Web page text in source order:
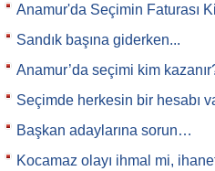
Anamur'da Seçimin Faturası
Sandık başına giderken...
Anamur’da seçimi kim
Seçimde herkesin bir hesabı
Başkan adaylarına sorun…
Kocamaz olayı ihmal mi,